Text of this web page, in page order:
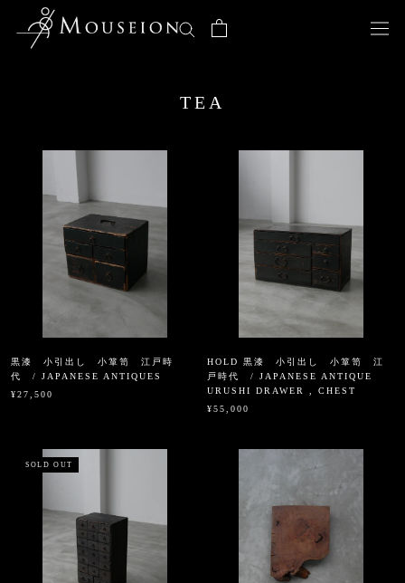
TEA
黒漆 小引出し 小箪笥 江戸時
代 / JAPANESE ANTIQUES
¥27,500
HOLD 黒漆 小引出し 小箪笥 江
戸時代 / JAPANESE ANTIQUE
URUSHI DRAWER , CHEST
¥55,000
SOLD OUT